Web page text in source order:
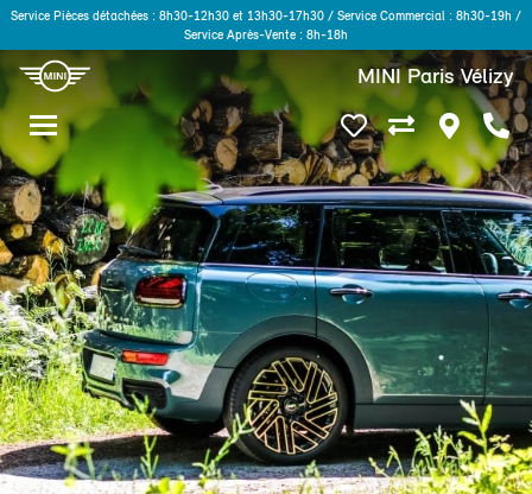
Service Pièces détachées : 8h30-12h30 et 13h30-17h30 / Service Commercial : 8h30-19h /
Service Après-Vente : 8h-18h
MINI Paris Vélizy